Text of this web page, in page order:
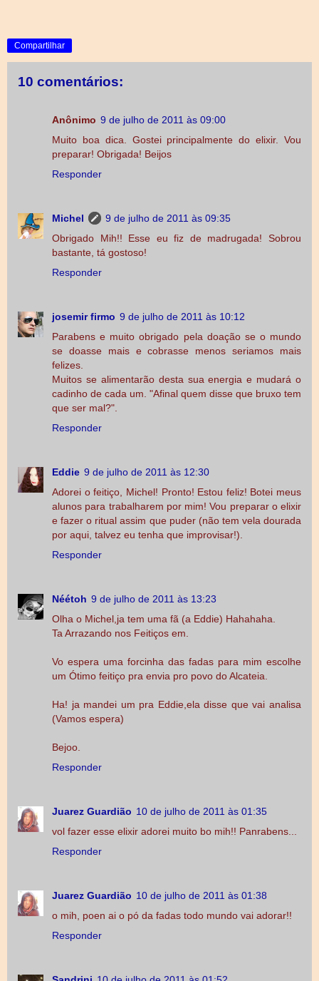
Compartilhar
10 comentários:
Anônimo 9 de julho de 2011 às 09:00
Muito boa dica. Gostei principalmente do elixir. Vou
preparar! Obrigada! Beijos
Responder
Michel
9 de julho de 2011 às 09:35
Obrigado Mih!! Esse eu fiz de madrugada! Sobrou
bastante, tá gostoso!
Responder
josemir firmo 9 de julho de 2011 às 10:12
Parabens e muito obrigado pela doação se o mundo
se doasse mais e cobrasse menos seriamos mais
felizes.
Muitos se alimentarão desta sua energia e mudará o
cadinho de cada um. "Afinal quem disse que bruxo tem
que ser mal?".
Responder
Eddie 9 de julho de 2011 às 12:30
Adorei o feitiço, Michel! Pronto! Estou feliz! Botei meus
alunos para trabalharem por mim! Vou preparar o elixir
e fazer o ritual assim que puder (não tem vela dourada
por aqui, talvez eu tenha que improvisar!).
Responder
Néétoh 9 de julho de 2011 às 13:23
Olha o Michel,ja tem uma fã (a Eddie) Hahahaha.
Ta Arrazando nos Feitiços em.
Vo espera uma forcinha das fadas para mim escolhe
um Ótimo feitiço pra envia pro povo do Alcateia.
Ha! ja mandei um pra Eddie,ela disse que vai analisa
(Vamos espera)
Bejoo.
Responder
Juarez Guardião 10 de julho de 2011 às 01:35
vol fazer esse elixir adorei muito bo mih!! Panrabens...
Responder
Juarez Guardião 10 de julho de 2011 às 01:38
o mih, poen ai o pó da fadas todo mundo vai adorar!!
Responder